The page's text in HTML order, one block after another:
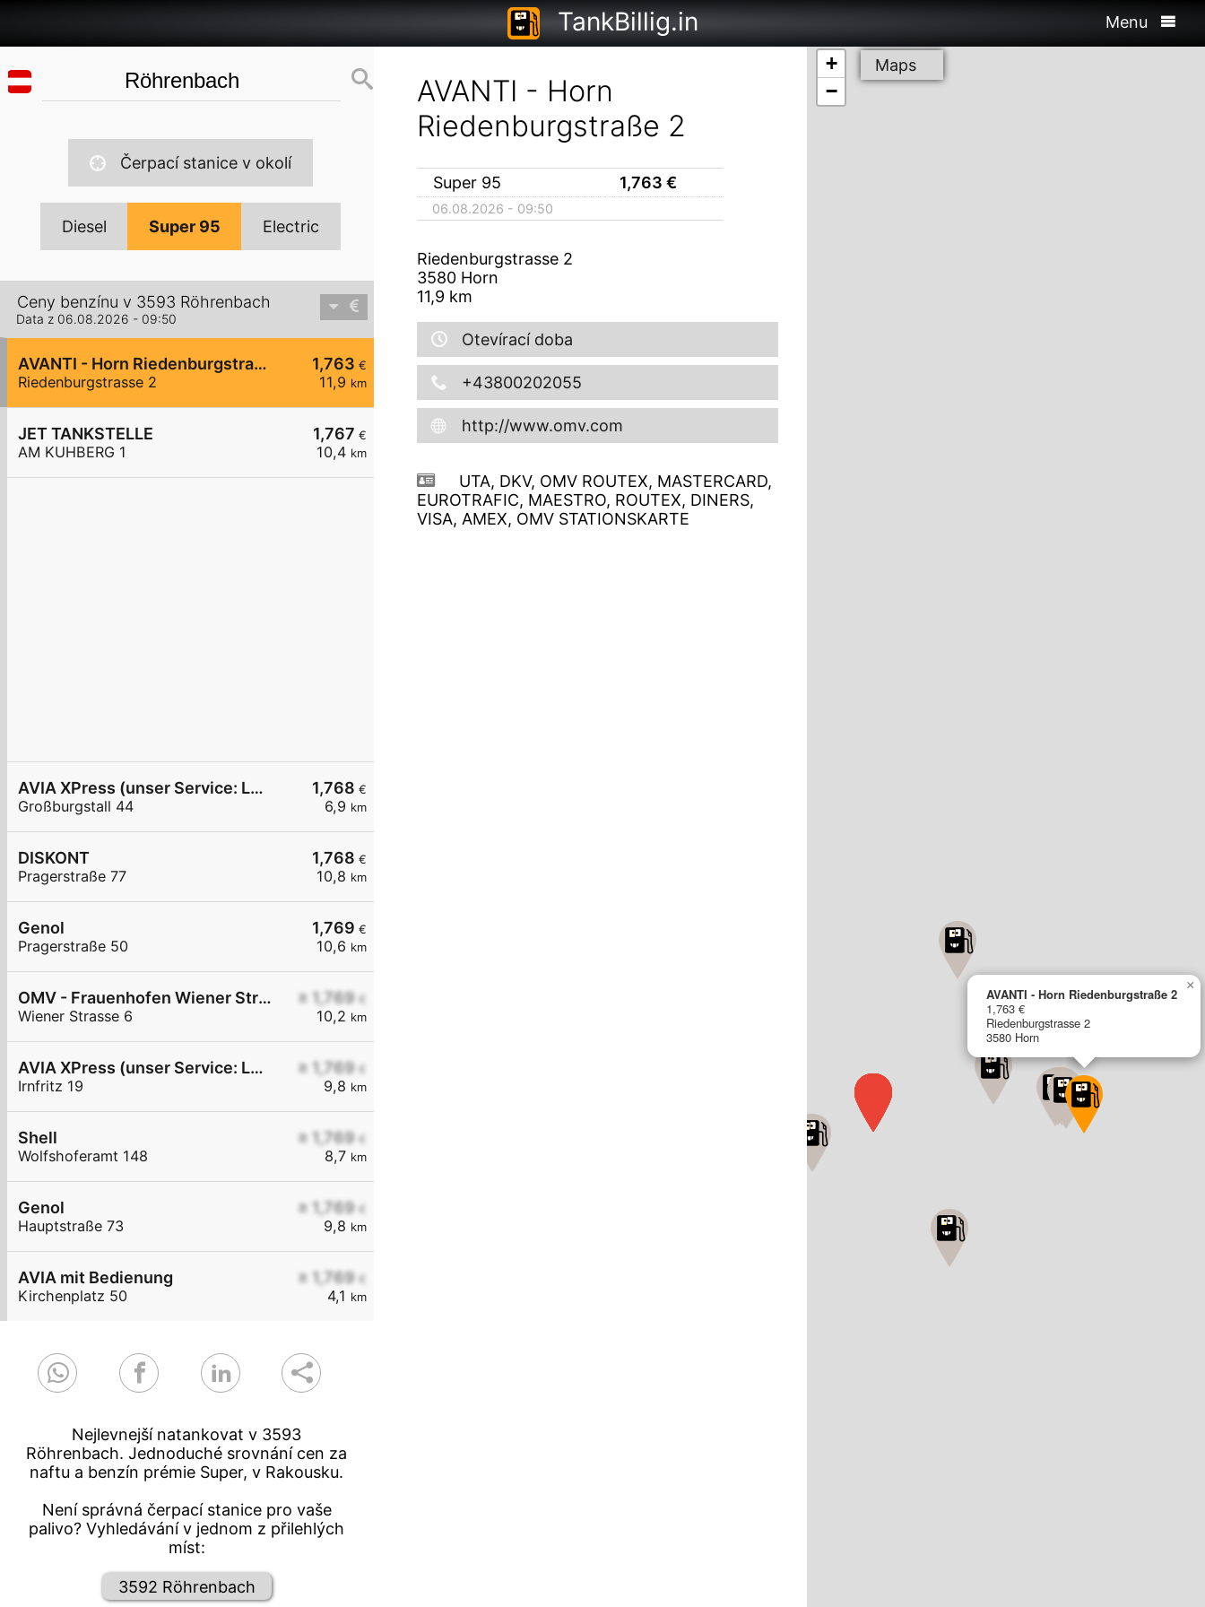
TankBillig.in Menu
Čerpací stanice v okolí
Diesel Super 95 Electric
Ceny benzínu v 3593 Röhrenbach
Data z 06.08.2026 - 09:50
1,763 €
11,9 km
AVANTI - Horn Riedenburgstraße 2
Riedenburgstrasse 2
1,767 €
10,4 km
JET TANKSTELLE
AM KUHBERG 1
1,768 €
6,9 km
AVIA XPress (unser Service: Luft und Wasser)
Großburgstall 44
1,768 €
10,8 km
DISKONT
Pragerstraße 77
1,769 €
10,6 km
Genol
Pragerstraße 50
≥ 1,769 €
10,2 km
OMV - Frauenhofen Wiener Straße 6
Wiener Strasse 6
≥ 1,769 €
9,8 km
AVIA XPress (unser Service: Luft und Wasser)
Irnfritz 19
≥ 1,769 €
8,7 km
Shell
Wolfshoferamt 148
≥ 1,769 €
9,8 km
Genol
Hauptstraße 73
≥ 1,769 €
4,1 km
AVIA mit Bedienung
Kirchenplatz 50
Nejlevnejší natankovat v 3593
Röhrenbach. Jednoduché srovnání cen za
naftu a benzín prémie Super, v Rakousku.
Není správná čerpací stanice pro vaše
palivo? Vyhledávání v jednom z přilehlých
míst:
3592 Röhrenbach
AVANTI - Horn
Riedenburgstraße 2
Super 95 1,763 €
06.08.2026 - 09:50
Riedenburgstrasse 2
3580 Horn
11,9 km
Otevírací doba
+43800202055
http://www.omv.com
UTA, DKV, OMV ROUTEX, MASTERCARD,
EUROTRAFIC, MAESTRO, ROUTEX, DINERS,
VISA, AMEX, OMV STATIONSKARTE
AVANTI - Horn Riedenburgstraße 2
1,763 €
Riedenburgstrasse 2
3580 Horn
×
+
−
Maps